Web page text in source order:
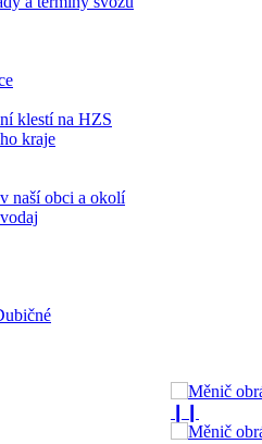
klestí na HZS
kraje
naší obci a okolí